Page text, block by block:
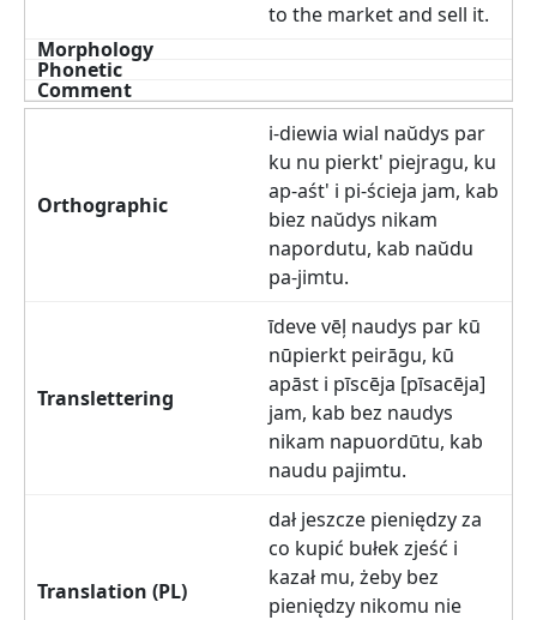
to the market and sell it.
i-diewia wial naŭdys par
ku nu pierkt' piejragu, ku
ap-aśt' i pi-ścieja jam, kab
biez naŭdys nikam
napordutu, kab naŭdu
pa-jimtu.
īdeve vēļ naudys par kū
nūpierkt peirāgu, kū
apāst i pīscēja [pīsacēja]
jam, kab bez naudys
nikam napuordūtu, kab
naudu pajimtu.
dał jeszcze pieniędzy za
co kupić bułek zjeść i
kazał mu, żeby bez
pieniędzy nikomu nie